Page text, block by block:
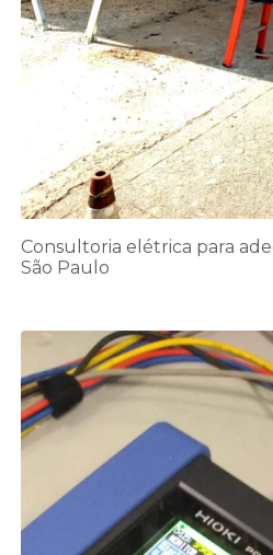
Consultoria elétrica para
São Paulo